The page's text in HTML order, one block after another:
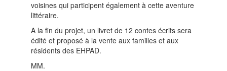
voisines qui participent également à cette aventure
littéraire.
A la fin du projet, un livret de 12 contes écrits sera
édité et proposé à la vente aux familles et aux
résidents des EHPAD.
MM.